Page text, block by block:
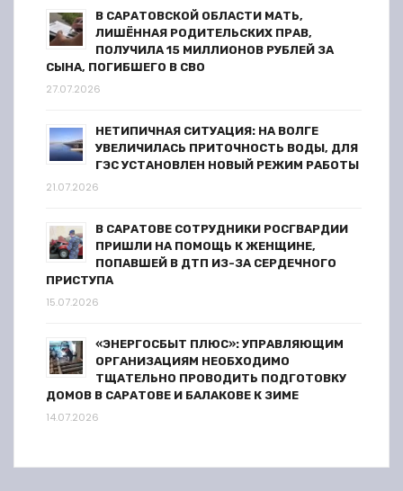
В САРАТОВСКОЙ ОБЛАСТИ МАТЬ,
ЛИШЁННАЯ РОДИТЕЛЬСКИХ ПРАВ,
ПОЛУЧИЛА 15 МИЛЛИОНОВ РУБЛЕЙ ЗА
СЫНА, ПОГИБШЕГО В СВО
27.07.2026
НЕТИПИЧНАЯ СИТУАЦИЯ: НА ВОЛГЕ
УВЕЛИЧИЛАСЬ ПРИТОЧНОСТЬ ВОДЫ, ДЛЯ
ГЭС УСТАНОВЛЕН НОВЫЙ РЕЖИМ РАБОТЫ
21.07.2026
В САРАТОВЕ СОТРУДНИКИ РОСГВАРДИИ
ПРИШЛИ НА ПОМОЩЬ К ЖЕНЩИНЕ,
ПОПАВШЕЙ В ДТП ИЗ-ЗА СЕРДЕЧНОГО
ПРИСТУПА
15.07.2026
«ЭНЕРГОСБЫТ ПЛЮС»: УПРАВЛЯЮЩИМ
ОРГАНИЗАЦИЯМ НЕОБХОДИМО
ТЩАТЕЛЬНО ПРОВОДИТЬ ПОДГОТОВКУ
ДОМОВ В САРАТОВЕ И БАЛАКОВЕ К ЗИМЕ
14.07.2026